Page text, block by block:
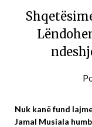
Nuk kanë fund
Jamal Musiala